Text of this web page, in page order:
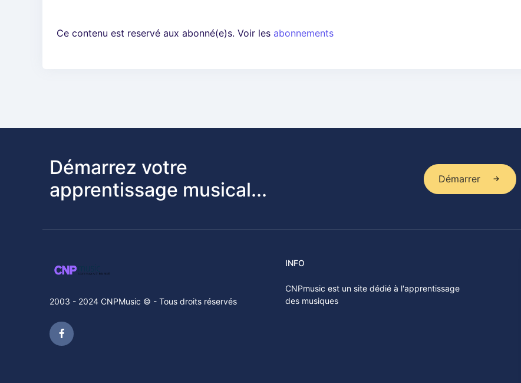
Ce contenu est reservé aux abonné(e)s. Voir les abonnements
Démarrez votre
apprentissage musical...
Démarrer
2003 - 2024 CNPMusic © - Tous droits réservés
INFO
CNPmusic est un site dédié à l'apprentissage
des musiques